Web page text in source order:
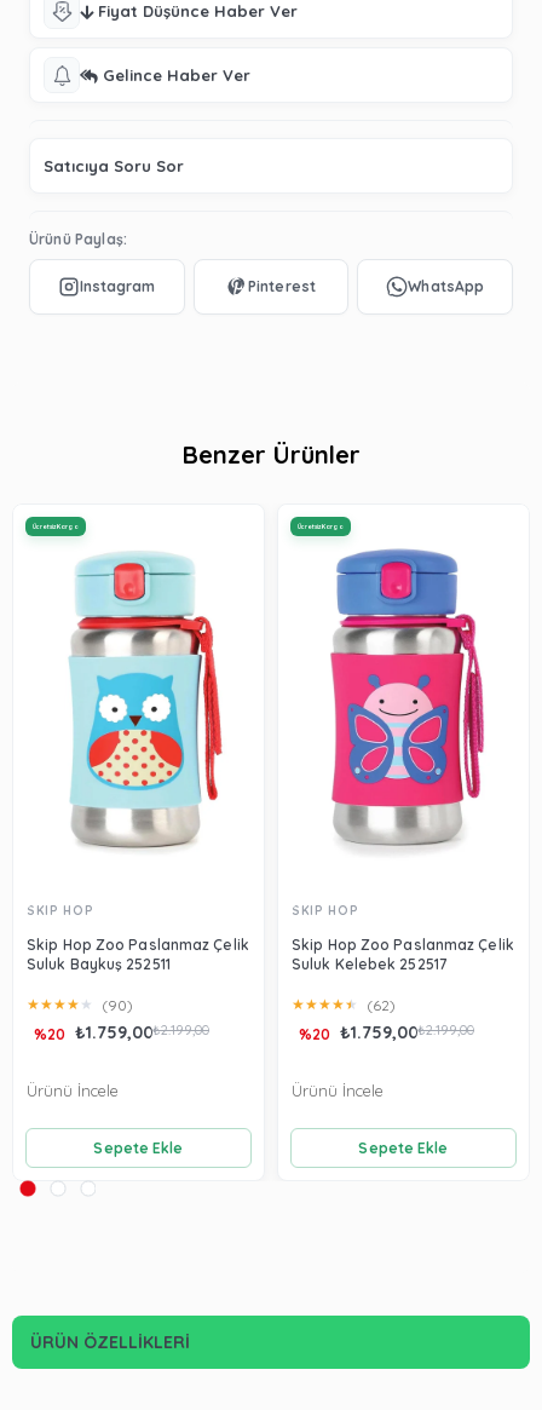
Fiyat Düşünce Haber Ver
Gelince Haber Ver
Satıcıya Soru Sor
Ürünü Paylaş:
Benzer Ürünler
SKIP HOP
Skip Hop Zoo Paslanmaz Çelik
Suluk Baykuş 252511
★★★★ ★ (90)
₺1.759,00₺2.199,00
%20
Sepete Ekle
Ürünü İncele
Ücretsiz Kargo
SKIP HOP
Skip Hop Zoo Paslanmaz Çelik
Suluk Kelebek 252517
★★★★★ (62)
₺1.759,00₺2.199,00
%20
Sepete Ekle
Ürünü İncele
Ücretsiz Kargo
ÜRÜN ÖZELLIKLERI